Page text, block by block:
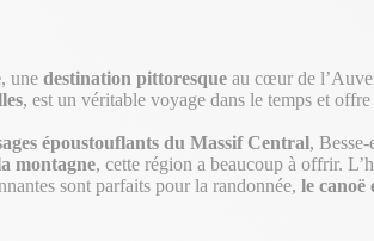
, une destination pittoresque au cœur de
, est un véritable voyage dans le temps et
époustouflants du Massif Central,
montagne, cette région a beaucoup à offrir.
sont parfaits pour la randonnée, le canoë